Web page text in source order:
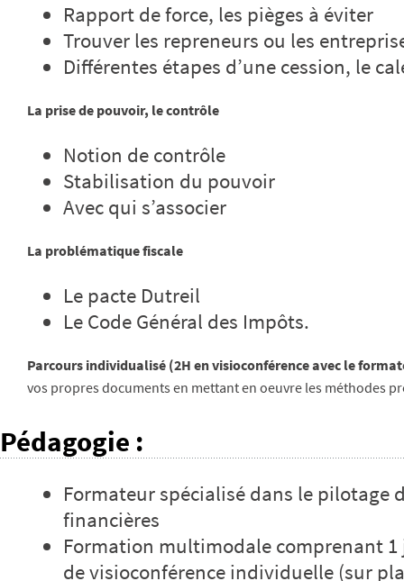
Rapport de force, les pièges à éviter
Trouver les repreneurs ou les
Différentes étapes d’une cession, le
La prise de pouvoir, le contrôle
Notion de contrôle
Stabilisation du pouvoir
Avec qui s’associer
La problématique fiscale
Le pacte Dutreil
Le Code Général des Impôts.
Parcours individualisé (2H en visioconférence avec le
vos propres documents en mettant en oeuvre les méthodes
Pédagogie :
Formateur spécialisé dans le
financières
Formation multimodale comprenant
de visioconférence individuelle (sur